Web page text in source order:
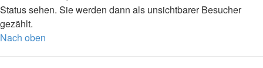
Status sehen. Sie werden dann als unsichtbarer Besucher
gezählt.
Nach oben